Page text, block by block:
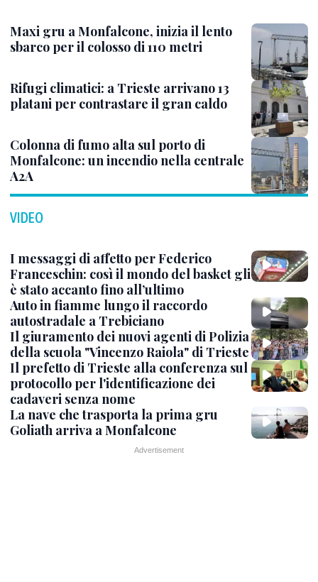
Maxi gru a Monfalcone, inizia il lento
sbarco per il colosso di 110 metri
Rifugi climatici: a Trieste arrivano 13
platani per contrastare il gran caldo
Colonna di fumo alta sul porto di
Monfalcone: un incendio nella centrale
A2A
VIDEO
I messaggi di affetto per Federico
Franceschin: così il mondo del basket gli
è stato accanto fino all’ultimo
Auto in fiamme lungo il raccordo
autostradale a Trebiciano
Il giuramento dei nuovi agenti di Polizia
della scuola "Vincenzo Raiola" di Trieste
Il prefetto di Trieste alla conferenza sul
protocollo per l'identificazione dei
cadaveri senza nome
La nave che trasporta la prima gru
Goliath arriva a Monfalcone